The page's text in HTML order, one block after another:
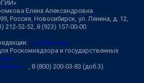
Елена Александровна
Россия, Новосибирск, ул. Ленина, д. 12,
212-52-52, 8 (923) 157-00-00
ngs@shkulev.ru
Роскомнадзора и государственных
, 8 (800) 200-03-83 (доб.3)